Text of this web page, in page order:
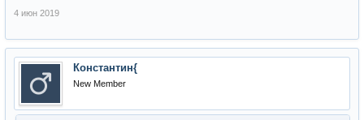
4 июн 2019
Константин{
New Member